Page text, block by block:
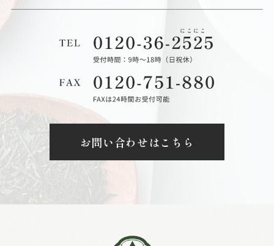
お問い合わせはこちら